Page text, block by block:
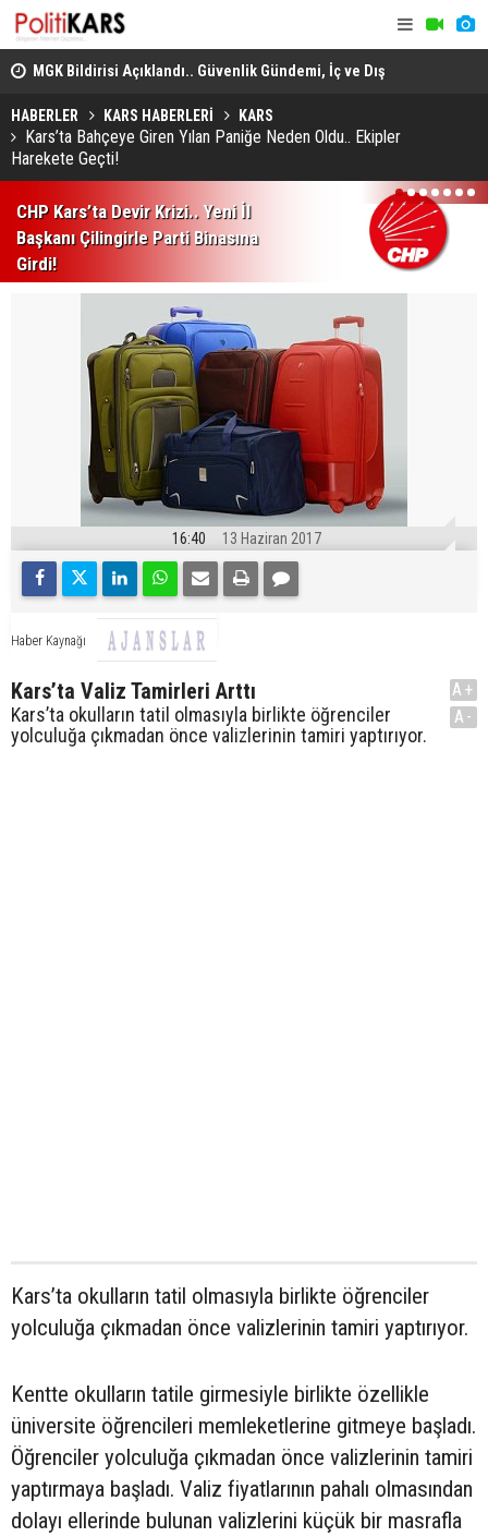
MGK Bildirisi Açıklandı.. Güvenlik Gündemi, İç ve Dış
Politika Başlıkları Değerlendirildi!
HABERLER KARS HABERLERİ KARS
Kars’ta Bahçeye Giren Yılan Paniğe Neden Oldu.. Ekipler
Harekete Geçti!
CHP Kars’ta Devir Krizi.. Yeni İl
Başkanı Çilingirle Parti Binasına
Girdi!
1 2 3 4 5 6 7
16:40 13 Haziran 2017
Haber Kaynağı
Kars’ta Valiz Tamirleri Arttı
Kars’ta okulların tatil olmasıyla birlikte öğrenciler
yolculuğa çıkmadan önce valizlerinin tamiri yaptırıyor.
A+
A-
Kars’ta okulların tatil olmasıyla birlikte öğrenciler
yolculuğa çıkmadan önce valizlerinin tamiri yaptırıyor.
Kentte okulların tatile girmesiyle birlikte özellikle
üniversite öğrencileri memleketlerine gitmeye başladı.
Öğrenciler yolculuğa çıkmadan önce valizlerinin tamiri
yaptırmaya başladı. Valiz fiyatlarının pahalı olmasından
dolayı ellerinde bulunan valizlerini küçük bir masrafla